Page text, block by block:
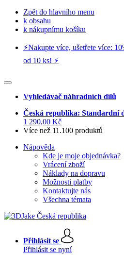
Zpět do hlavního menu
k obsahu
k nákupnímu košíku
⚡️Nakupte více, ušetřete více:
od 10 ks! ⚡️
Vyhledávač náhradních dílů
Česká republika: Standardní
1 290,00 Kč
Více než 11.100 produktů
Nápověda
Kde je moje objednávka?
Vrácení zboží
Náklady na dopravu
Možnosti platby
Kontaktujte nás
Všechna témata
Přihlásit se
Přihlásit se nyní